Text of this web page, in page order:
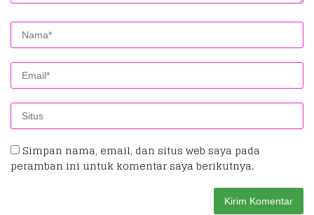
Simpan nama, email, dan situs web saya pada
peramban ini untuk komentar saya berikutnya.